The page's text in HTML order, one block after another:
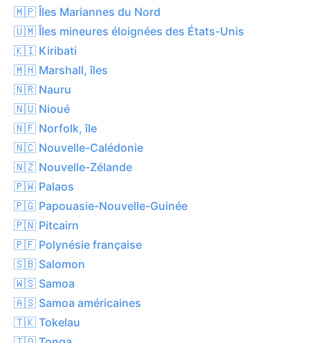
🇲🇵 Îles Mariannes du Nord
🇺🇲 Îles mineures éloignées des États-Unis
🇰🇮 Kiribati
🇲🇭 Marshall, îles
🇳🇷 Nauru
🇳🇺 Nioué
🇳🇫 Norfolk, île
🇳🇨 Nouvelle-Calédonie
🇳🇿 Nouvelle-Zélande
🇵🇼 Palaos
🇵🇬 Papouasie-Nouvelle-Guinée
🇵🇳 Pitcairn
🇵🇫 Polynésie française
🇸🇧 Salomon
🇼🇸 Samoa
🇦🇸 Samoa américaines
🇹🇰 Tokelau